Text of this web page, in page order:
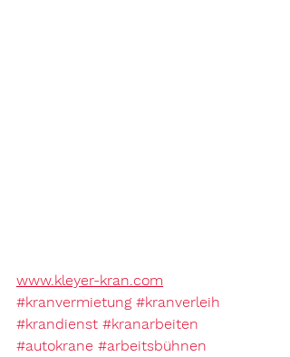
www.kleyer-kran.com
#kranvermietung #kranverleih
#krandienst #kranarbeiten
#autokrane #arbeitsbühnen